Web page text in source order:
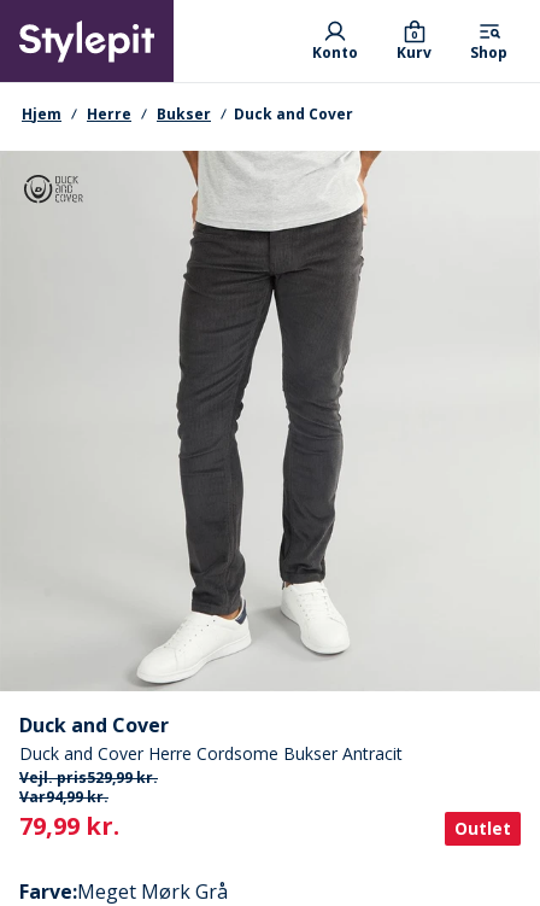
main
content
Primary departments
Konto Kurv
0
Shop
navigationssti
Hjem Herre Bukser Duck and Cover
Duck and Cover
Duck and Cover Herre Cordsome Bukser Antracit
Vejl. pris529,99 kr.
Var94,99 kr.
Current
79,99 kr. Outlet
Farve:Meget Mørk Grå